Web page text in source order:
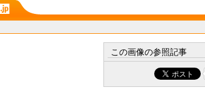
この画像の参照記事